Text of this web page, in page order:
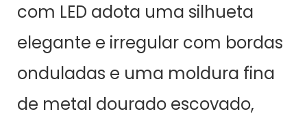
com LED adota uma silhueta
elegante e irregular com bordas
onduladas e uma moldura fina
de metal dourado escovado,